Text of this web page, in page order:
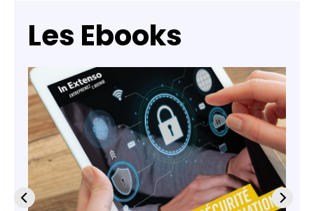
Les Ebooks